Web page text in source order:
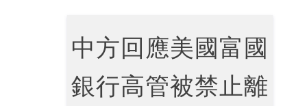
中方回應美國富國
銀行高管被禁止離